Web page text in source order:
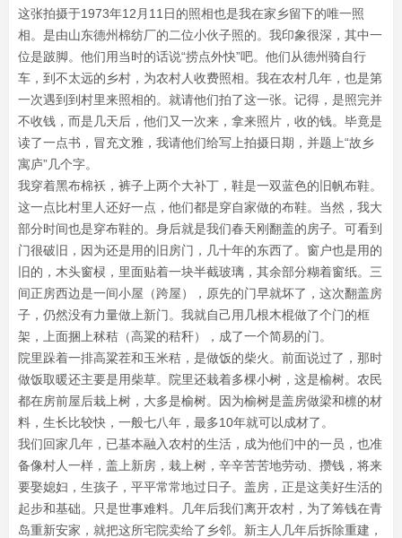
这张拍摄于1973年12月11日的照相也是我在家乡留下的唯一照
相。是由山东德州棉纺厂的二位小伙子照的。我印象很深，其中一
位是跛脚。他们用当时的话说“捞点外快”吧。他们从德州骑自行
车，到不太远的乡村，为农村人收费照相。我在农村几年，也是第
一次遇到到村里来照相的。就请他们拍了这一张。记得，是照完并
不收钱，而是几天后，他们又一次来，拿来照片，收的钱。毕竟是
读了一点书，冒充文雅，我请他们给写上拍摄日期，并题上“故乡
寓庐”几个字。
我穿着黑布棉袄，裤子上两个大补丁，鞋是一双蓝色的旧帆布鞋。
这一点比村里人还好一点，他们都是穿自家做的布鞋。当然，我大
部分时间也是穿布鞋的。身后就是我们春天刚翻盖的房子。可看到
门很破旧，因为还是用的旧房门，几十年的东西了。窗户也是用的
旧的，木头窗棂，里面贴着一块半截玻璃，其余部分糊着窗纸。三
间正房西边是一间小屋（跨屋），原先的门早就坏了，这次翻盖房
子，仍然没有力量做上新门。我就自己用几根木棍做了个门的框
架，上面捆上秫秸（高粱的秸秆），成了一个简易的门。
院里跺着一排高粱茬和玉米秸，是做饭的柴火。前面说过了，那时
做饭取暖还主要是用柴草。院里还栽着多棵小树，这是榆树。农民
都在房前屋后栽上树，大多是榆树。因为榆树是盖房做梁和檩的材
料，生长比较快，一般七八年，最多10年就可以成材了。
我们回家几年，已基本融入农村的生活，成为他们中的一员，也准
备像村人一样，盖上新房，栽上树，辛辛苦苦地劳动、攒钱，将来
要娶媳妇，生孩子，平平常常地过日子。盖房，正是这美好生活的
起步和基础。只是世事难料。几年后我们离开农村，为了筹钱在青
岛重新安家，就把这所宅院卖给了乡邻。新主人几年后拆除重建，